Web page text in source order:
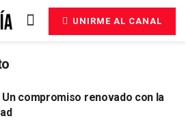
UNIRME AL CANAL
compromiso renovado con la